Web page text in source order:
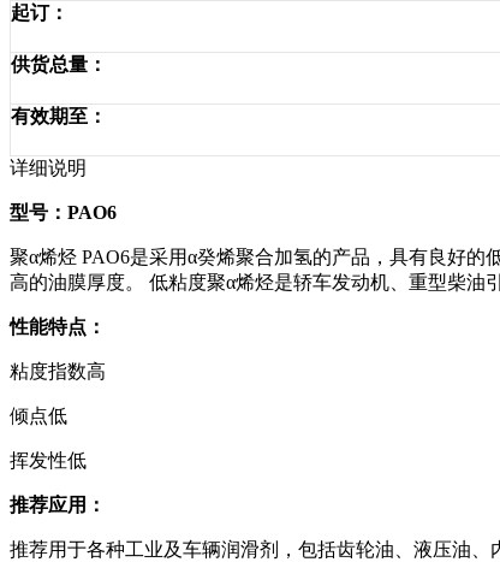
起订：
供货总量：
有效期至：
详细说明
型号：PAO6
聚α烯烃 PAO6是采用α癸烯聚合加氢的产品，具有良好
高的油膜厚度。 低粘度聚α烯烃是轿车发动机、重型柴油
性能特点：
粘度指数高
倾点低
挥发性低
推荐应用：
推荐用于各种工业及车辆润滑剂，包括齿轮油、液压油、